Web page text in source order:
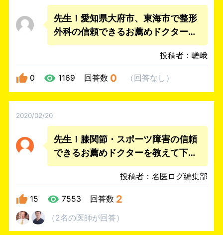
先生！愛知県大府市、東海市で整形
外科の信頼できるお薦めドクターを
教えて下さい。
投稿者：嵯峨
0 1169 回答数 0 （回答なし ）
2020/02/20
先生！膝関節・スポーツ障害の信頼
できるお薦めドクターを教えて下さ
い。
投稿者：名医ログ編集部
15 7553 回答数 2
（2名の医師が回答）